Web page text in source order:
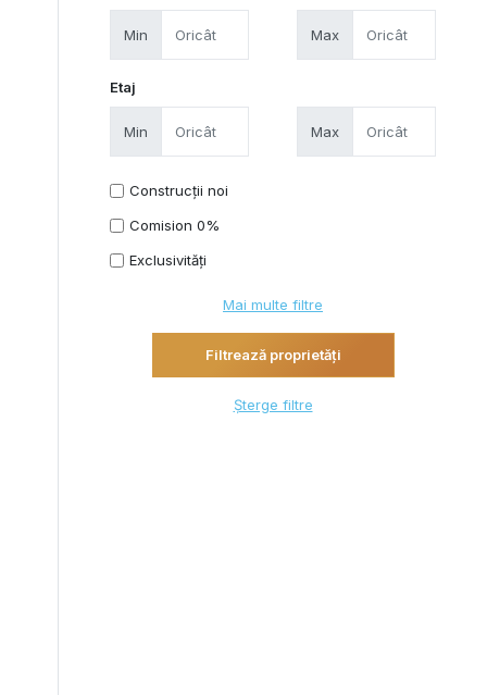
Min Max
Etaj
Min Max
Construcții noi
Comision 0%
Exclusivități
Mai multe filtre
Șterge filtre